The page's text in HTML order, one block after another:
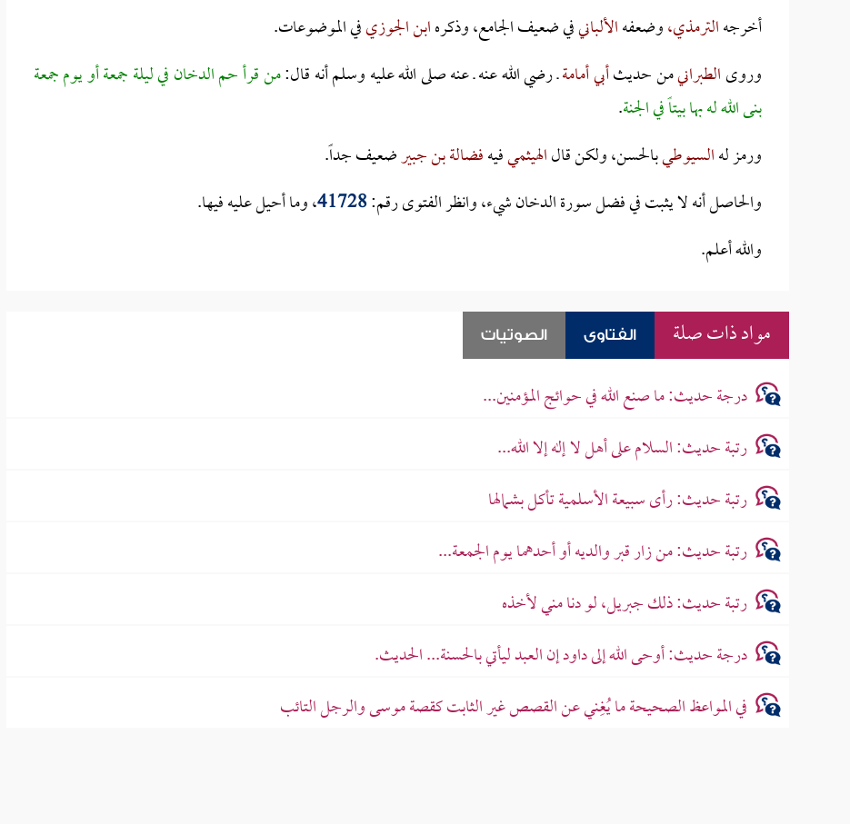
أخرجهالترمذي،وضعفهالألبانيفي ضعيف الجامع،وذكرهابن الجوزيفي الموضوعات.
وروىالطبرانيمن حديثأبي أمامةـ رضي الله عنه ـ عنه صلى الله عليه وسلم أنه قال:من قرأ حم الدخان في ليلة جمعة أو يوم جمعة
بنى الله له بها بيتاً في الجنة.
ورمز لهالسيوطيبالحسن، ولكن قالالهيثميفيهفضالة بن جبيرضعيف جداً.
والحاصل أنه لا يثبت في فضل سورة الدخان شيء، وانظر الفتوى رقم:41728، وما أحيل عليه فيها.
والله أعلم.
مواد ذات صلة الفتاوى الصوتيات
درجة حديث: ما صنع الله في حوائج المؤمنين...
رتبة حديث: السلام على أهل لا إله إلا الله...
رتبة حديث: رأى سبيعة الأسلمية تأكل بشمالها
رتبة حديث: من زار قبر والديه أو أحدهما يوم الجمعة...
رتبة حديث: ذلك جبريل، لو دنا مني لأخذه
درجة حديث: أوحى الله إلى داود إن العبد ليأتي بالحسنة... الحديث.
في المواعظ الصحيحة ما يُغِني عن القصص غير الثابت كقصة موسى والرجل التائب